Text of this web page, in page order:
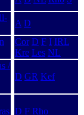
A D
Cor D F I IRL
Kre Les NL
/
D GR Kef
D F Rho